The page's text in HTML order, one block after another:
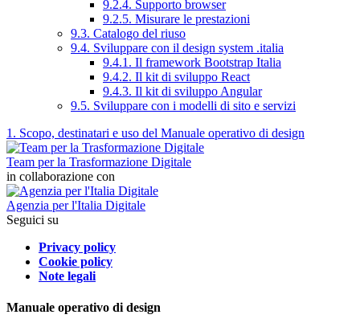
9.2.4. Supporto browser
9.2.5. Misurare le prestazioni
9.3. Catalogo del riuso
9.4. Sviluppare con il design system .italia
9.4.1. Il framework Bootstrap Italia
9.4.2. Il kit di sviluppo React
9.4.3. Il kit di sviluppo Angular
9.5. Sviluppare con i modelli di sito e servizi
1. Scopo, destinatari e uso del Manuale operativo di design
Team per la Trasformazione Digitale
in collaborazione con
Agenzia per l'Italia Digitale
Seguici su
Privacy policy
Cookie policy
Note legali
Manuale operativo di design